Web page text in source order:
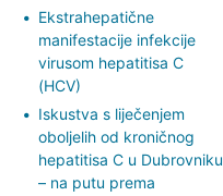
Ekstrahepatične
manifestacije infekcije
virusom hepatitisa C
(HCV)
Iskustva s liječenjem
oboljelih od kroničnog
hepatitisa C u Dubrovniku
– na putu prema